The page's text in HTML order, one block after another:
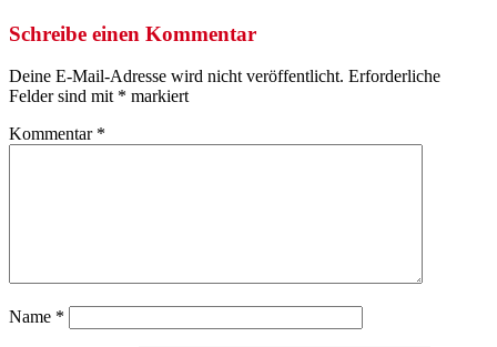
Schreibe einen Kommentar
Deine E-Mail-Adresse wird nicht veröffentlicht. Erforderliche
Felder sind mit * markiert
Kommentar *
Name *